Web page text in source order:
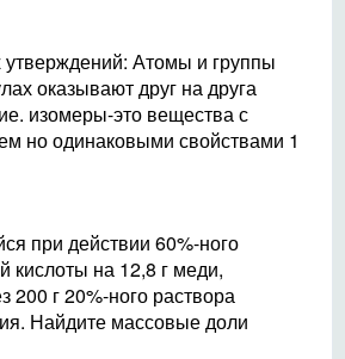
Атомы и группы
оказывают друг на друга
изомеры-это вещества с
но одинаковыми свойствами 1
при действии 60%-ного
кислоты на 12,8 г меди,
200 г 20%-ного раствора
Найдите массовые доли